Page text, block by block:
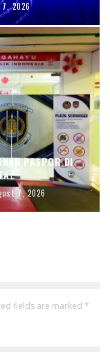
7, 2026
PASPOR DI
7, 2026
fields are marked *